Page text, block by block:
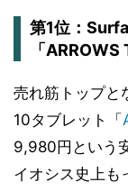
第1位：
「
売れ筋トップと
10タブレット「
9,980円という
イオシス史上も